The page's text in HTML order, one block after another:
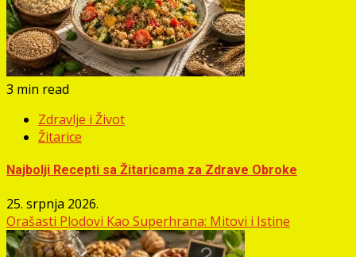
3 min read
Zdravlje i Život
Žitarice
Najbolji Recepti sa Žitaricama za Zdrave Obroke
25. srpnja 2026.
Orašasti Plodovi Kao Superhrana: Mitovi i Istine